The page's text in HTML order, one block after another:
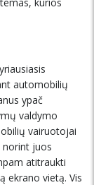
automobilių
ypač
valdymo
vairuotojai
norint juos
atitraukti
ekrano vietą. Vis